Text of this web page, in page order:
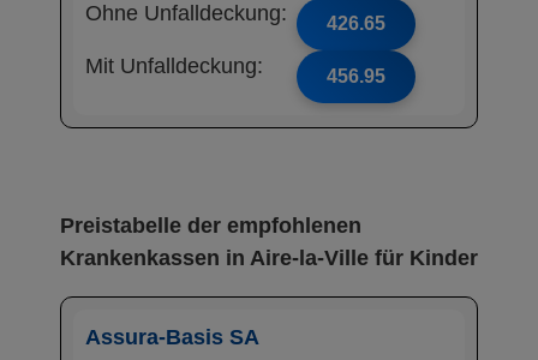
Ohne Unfalldeckung: 426.65
Mit Unfalldeckung: 456.95
Preistabelle der empfohlenen
Krankenkassen in Aire-la-Ville für Kinder
Assura-Basis SA